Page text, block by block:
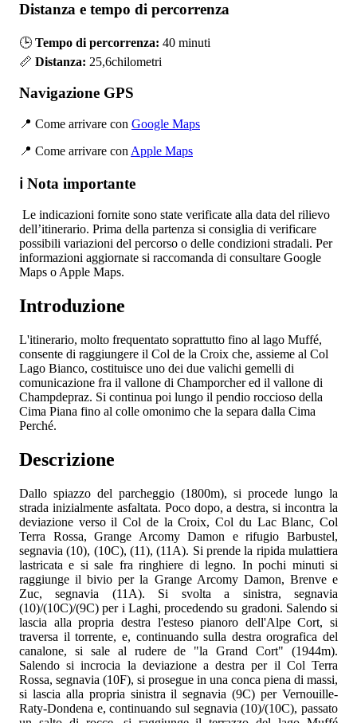
Distanza e tempo di percorrenza
🕒 Tempo di percorrenza: 40 minuti
📏 Distanza: 25,6chilometri
Navigazione GPS
📍 Come arrivare con Google Maps
📍 Come arrivare con Apple Maps
ℹ️ Nota importante
Le indicazioni fornite sono state verificate alla data del rilievo
dell’itinerario. Prima della partenza si consiglia di verificare
possibili variazioni del percorso o delle condizioni stradali. Per
informazioni aggiornate si raccomanda di consultare Google
Maps o Apple Maps.
Introduzione
L'itinerario, molto frequentato soprattutto fino al lago Muffé,
consente di raggiungere il Col de la Croix che, assieme al Col
Lago Bianco, costituisce uno dei due valichi gemelli di
comunicazione fra il vallone di Champorcher ed il vallone di
Champdepraz. Si continua poi lungo il pendio roccioso della
Cima Piana fino al colle omonimo che la separa dalla Cima
Perché.
Descrizione
Dallo spiazzo del parcheggio (1800m), si procede lungo la
strada inizialmente asfaltata. Poco dopo, a destra, si incontra la
deviazione verso il Col de la Croix, Col du Lac Blanc, Col
Terra Rossa, Grange Arcomy Damon e rifugio Barbustel,
segnavia (10), (10C), (11), (11A). Si prende la ripida mulattiera
lastricata e si sale fra ringhiere di legno. In pochi minuti si
raggiunge il bivio per la Grange Arcomy Damon, Brenve e
Zuc, segnavia (11A). Si svolta a sinistra, segnavia
(10)/(10C)/(9C) per i Laghi, procedendo su gradoni. Salendo si
lascia alla propria destra l'esteso pianoro dell'Alpe Cort, si
traversa il torrente, e, continuando sulla destra orografica del
canalone, si sale al rudere de "la Grand Cort" (1944m).
Salendo si incrocia la deviazione a destra per il Col Terra
Rossa, segnavia (10F), si prosegue in una conca piena di massi,
si lascia alla propria sinistra il segnavia (9C) per Vernouille-
Raty-Dondena e, continuando sul segnavia (10)/(10C), passato